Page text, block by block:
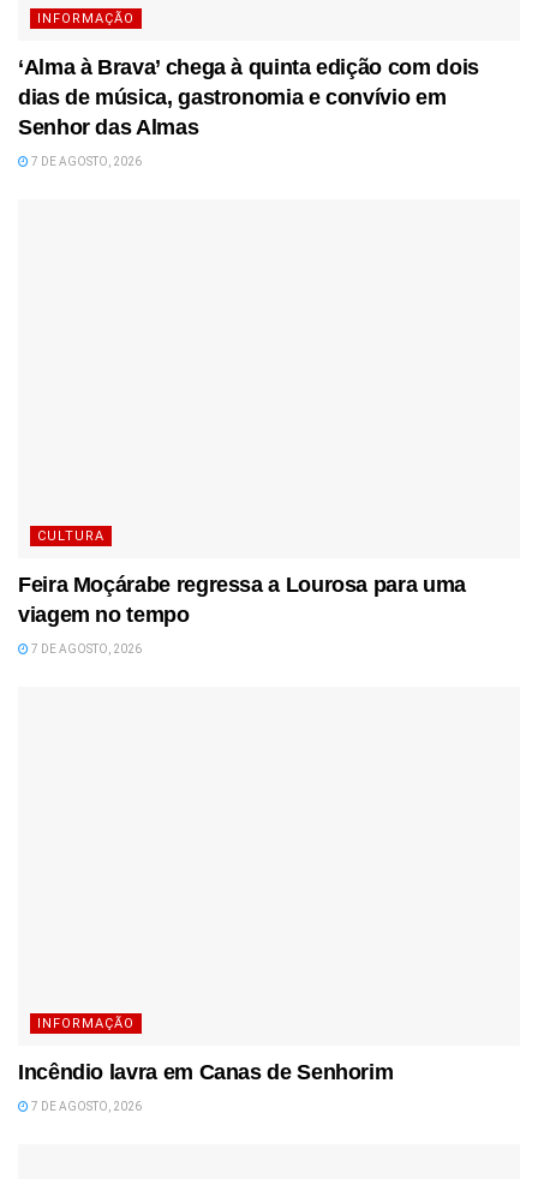
INFORMAÇÃO
‘Alma à Brava’ chega à quinta edição com dois
dias de música, gastronomia e convívio em
Senhor das Almas
7 DE AGOSTO, 2026
CULTURA
Feira Moçárabe regressa a Lourosa para uma
viagem no tempo
7 DE AGOSTO, 2026
INFORMAÇÃO
Incêndio lavra em Canas de Senhorim
7 DE AGOSTO, 2026